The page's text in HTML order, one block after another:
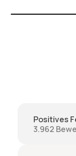
Positives
3.962